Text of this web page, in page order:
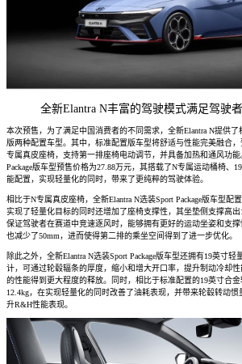
全新Elantra N丰富的驾驶模式满足驾驶
本次预售，为了满足中国消费者的不同需求，全新Elantra N提供了
版两种配置车型。其中，标准配置版车型将舒适与性能完美融合
专属真皮座椅，支持第一排座椅电动调节，并具备加热和通风功能
Package版车型预售价格为27.88万元，其搭载了N专属运动桶椅、
能配置，实现轻量化的同时，带来了更纯粹的驾驶体验。
相比于N专属真皮座椅，全新Elantra N选装Sport Package版车型配
实现了轻量化目标的同时还增加了座椅支撑性，其坐垫侧支撑高出
保证驾驶者在赛道中竞速逐风时，能够拥有更好的运动坐姿和支
也减少了50mm，进而使得第二排的乘坐空间得到了进一步优化。
除此之外，全新Elantra N选装Sport Package版车型还拥有19英寸
计，可通过轮毂辐条的厚度，缩小和增大开口率，提升制动冷却
的性能得到更大程度的释放。同时，相比于标准配置的19英寸合
12.4kg，在实现轻量化的同时改善了油耗表现，并带来轮毂转动
升R&H性能表现。